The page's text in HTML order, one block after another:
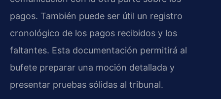
pagos. También puede ser útil un registro
cronológico de los pagos recibidos y los
faltantes. Esta documentación permitirá al
bufete preparar una moción detallada y
presentar pruebas sólidas al tribunal.